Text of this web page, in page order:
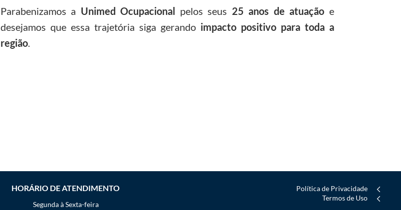
Parabenizamos a Unimed Ocupacional pelos seus 25 anos de atuação e
desejamos que essa trajetória siga gerando impacto positivo para toda a
região.
HORÁRIO DE ATENDIMENTO
Segunda à Sexta-feira
Política de Privacidade
Termos de Uso